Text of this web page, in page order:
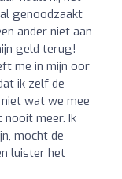
genoodzaakt
ander niet aan
geld terug!
me in mijn oor
ik zelf de
wat we mee
nooit meer. Ik
mocht de
luister het